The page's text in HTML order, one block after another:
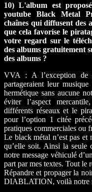
10) L'album est
youtube Black Metal
chaînes qui diffusent des
que cela favorise le
votre regard sur le
des albums gratuitement
des albums ?
VVA : A l’exception de
partageraient leur
hermétique sans aucune
éviter l’aspect
différents réseaux et le
pour l’option 1 citée
pratiques commerciales ou
Le black métal n’est pas et
qu’elle soit. Ainsi la seule
notre message véhiculé
part par mes textes. Tout le
Répandre et propager la
DIABLATION, voilà notre